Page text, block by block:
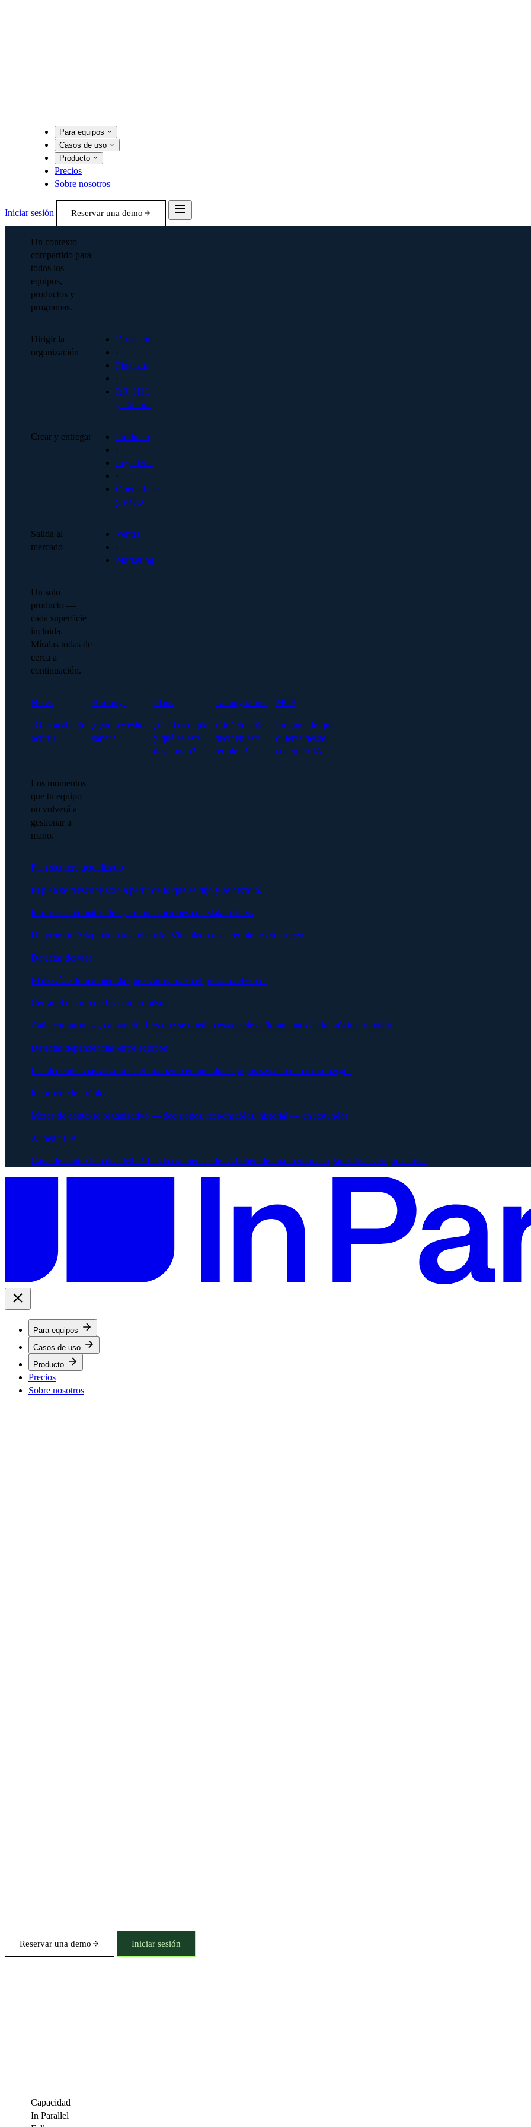
Para equipos
Casos de uso
Producto
Precios
Sobre nosotros
Iniciar sesión Reservar una demo
Un contexto
compartido para
todos los
equipos,
productos y
programas.
Dirigir la
organización
Dirección
·
Finanzas
·
RR. HH.
y Cultura
Crear y entregar
Producto
·
Ingeniería
·
Operaciones
y PMO
Salida al
mercado
Ventas
·
Marketing
Un solo
producto —
cada superficie
incluida.
Míralas todas de
cerca a
continuación.
Notes
¿Qué acaba de
ocurrir?
Briefings
¿Qué necesito
saber?
Plans
¿Cuál es el plan
y qué se está
desviando?
Talking points
¿Qué debería
decir en esta
reunión?
MCP
Pregunta lo que
quieras desde
cualquier IA.
Los momentos
que tu equipo
no volverá a
gestionar a
mano.
Plan siempre actualizado
El plan se reescribe solo a partir de lo que se dijo y se decidió.
Informes automatizados y comunicaciones con stakeholders
Un prompt. Adaptado a la audiencia. Vinculado a las reuniones de origen.
Detectar desvíos
El desvío aflora a medida que ocurre, no en el próximo steerco.
Cerrar el círculo de los compromisos
Cada compromiso, capturado. Los que se quedan estancados afloran antes de la próxima reunión.
Detectar dependencias entre equipos
Las dependencias afloran en el momento en que dos equipos señalan el mismo riesgo.
Incorporación rápida
Meses de contexto organizativo — decisiones, responsables, historial — en segundos.
Alinea tu IA
Capa de contexto nativa MCP. Las herramientas de IA beben de una memoria organizativa siempre activa.
Para equipos
Casos de uso
Producto
Precios
Sobre nosotros
Reservar una demo Iniciar sesión
Capacidad
In Parallel